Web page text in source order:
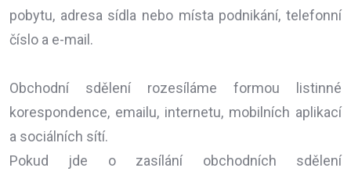
pobytu, adresa sídla nebo místa podnikání, telefonní
číslo a e-mail.
Obchodní sdělení rozesíláme formou listinné
korespondence, emailu, internetu, mobilních aplikací
a sociálních sítí.
Pokud jde o zasílání obchodních sdělení